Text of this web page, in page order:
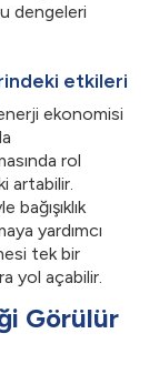
dengeleri
etkileri
ekonomisi
rol
artabilir.
yardımcı
tek bir
yol açabilir.
Görülür